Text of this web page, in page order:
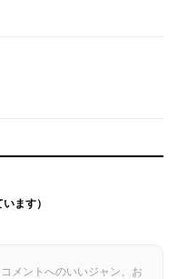
ます）
メントへのいいジャン、お